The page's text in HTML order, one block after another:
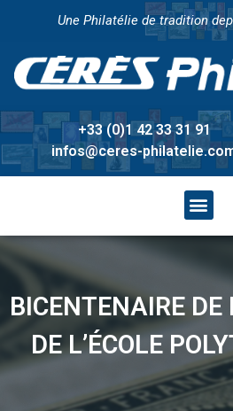
Une Philatélie de tradition
+33 (0)1 42 33 31 91
infos@ceres-
BICENTENAIRE DE
DE L’ÉCOLE